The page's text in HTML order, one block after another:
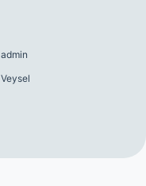
admin
Veysel